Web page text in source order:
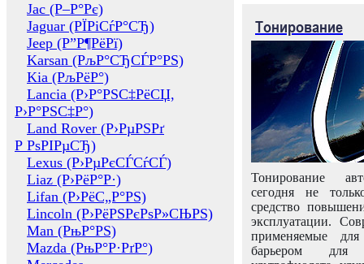
Jac (Р–Р°Рє)
Jaguar (РЇРіСѓР°СЂ)
Jeep (Р”Р¶РёРї)
Karsan (РљР°СЂСЃР°РЅ)
Kia (РљРёР°)
Lancia (Р›Р°РЅС‡РёСЏ,
Р›Р°РЅС‡Р°)
Land Rover (Р›РµРЅРґ
Р РѕРІРµСЂ)
Lexus (Р›РµРєСЃСѓСЃ)
Liaz (Р›РёР°Р·)
Lifan (Р›РёС„Р°РЅ)
Lincoln (Р›РёРЅРєРѕР»СЊРЅ)
Man (РњР°РЅ)
Mazda (РњР°Р·РґР°)
Тонирование
Тонирование
сегодня не
средство
эксплуатации.
применяемые
барьером для